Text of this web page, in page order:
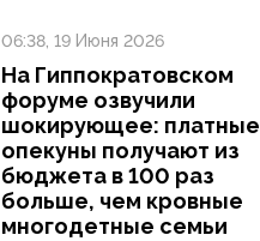
06:38, 19 Июня 2026
На Гиппократовском
форуме озвучили
шокирующее: платные
опекуны получают из
бюджета в 100 раз
больше, чем кровные
многодетные семьи